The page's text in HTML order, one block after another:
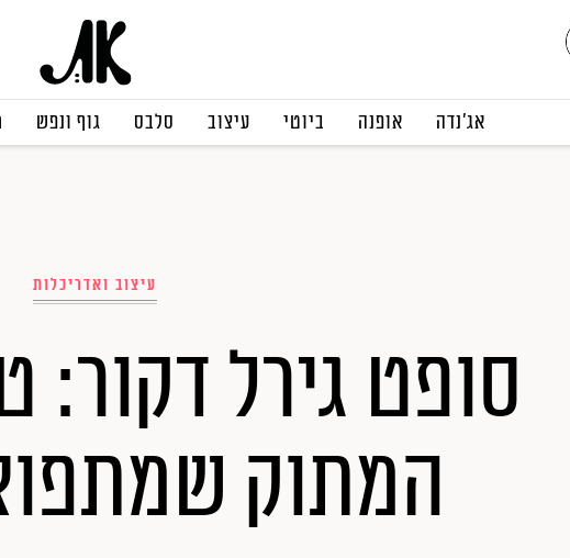
אג׳נדה אופנה ביוטי עיצוב סלבס גוף ונפש
עיצוב ואדריכלות
סופט גירל דקור:
המתוק